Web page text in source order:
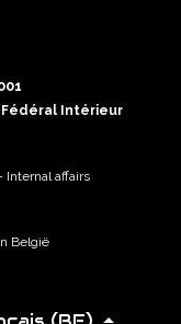
Fédéral Intérieur
Internal affairs
België